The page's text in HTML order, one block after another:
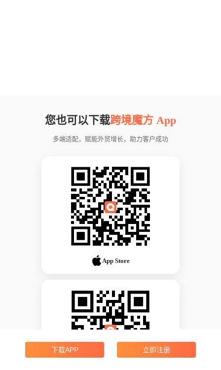
您也可以下载跨境魔方 App
多端适配，赋能外贸增长，助力客户成功
App Store
下载APP 立即注册